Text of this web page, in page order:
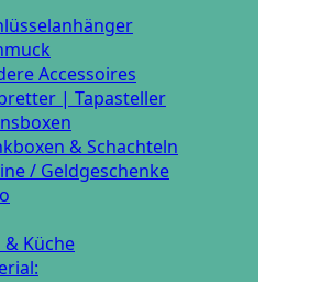
Accessoires
| Tapasteller
& Schachteln
/ Geldgeschenke
Küche